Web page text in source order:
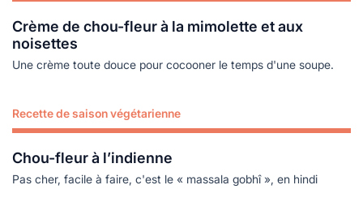
Crème de chou-fleur à la mimolette et aux
noisettes
Une crème toute douce pour cocooner le temps d'une soupe.
Recette de saison végétarienne
Chou-fleur à l’indienne
Pas cher, facile à faire, c'est le « massala gobhî », en hindi
Lire plus